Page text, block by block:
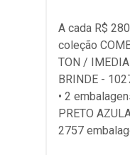
A cada R$
coleção
TON /
BRINDE -
• 2
PRETO
2757